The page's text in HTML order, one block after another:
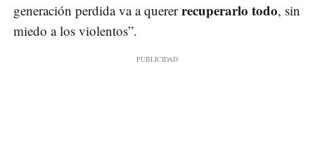
generación perdida va a quererrecuperarlo todo, sin
miedo a los violentos”.